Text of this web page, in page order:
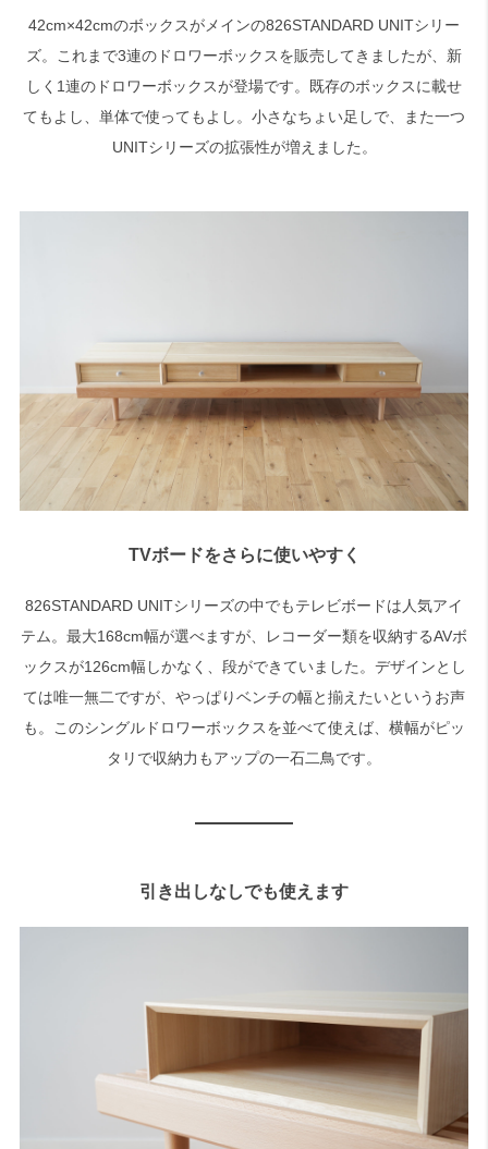
42cm×42cmのボックスがメインの826STANDARD UNITシリー
ズ。これまで3連のドロワーボックスを販売してきましたが、新
しく1連のドロワーボックスが登場です。既存のボックスに載せ
てもよし、単体で使ってもよし。小さなちょい足しで、また一つ
UNITシリーズの拡張性が増えました。
TVボードをさらに使いやすく
826STANDARD UNITシリーズの中でもテレビボードは人気アイ
テム。最大168cm幅が選べますが、レコーダー類を収納するAVボ
ックスが126cm幅しかなく、段ができていました。デザインとし
ては唯一無二ですが、やっぱりベンチの幅と揃えたいというお声
も。このシングルドロワーボックスを並べて使えば、横幅がピッ
タリで収納力もアップの一石二鳥です。
引き出しなしでも使えます